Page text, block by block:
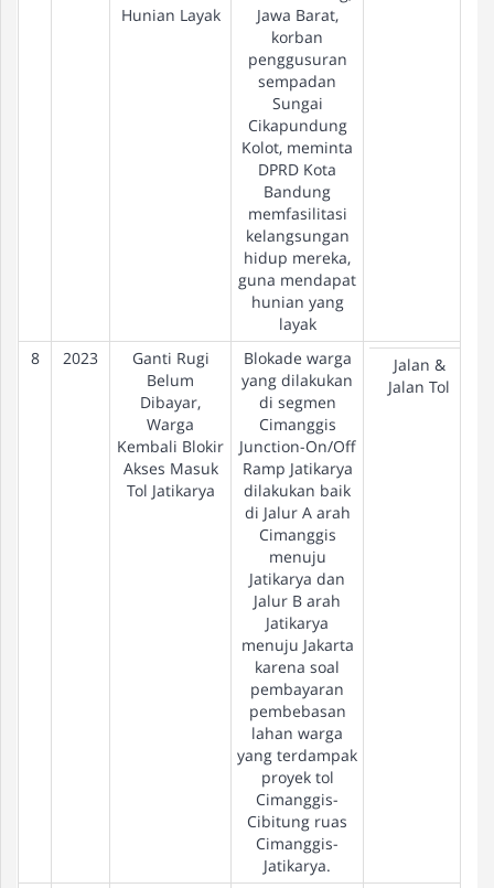
Hunian Layak
Jawa Barat,
korban
penggusuran
sempadan
Sungai
Cikapundung
Kolot, meminta
DPRD Kota
Bandung
memfasilitasi
kelangsungan
hidup mereka,
guna mendapat
hunian yang
layak
8 2023
Ganti Rugi
Belum
Dibayar,
Warga
Kembali Blokir
Akses Masuk
Tol Jatikarya
Blokade warga
yang dilakukan
di segmen
Cimanggis
Junction-On/Off
Ramp Jatikarya
dilakukan baik
di Jalur A arah
Cimanggis
menuju
Jatikarya dan
Jalur B arah
Jatikarya
menuju Jakarta
karena soal
pembayaran
pembebasan
lahan warga
yang terdampak
proyek tol
Cimanggis-
Cibitung ruas
Cimanggis-
Jatikarya.
Jalan &
Jalan Tol